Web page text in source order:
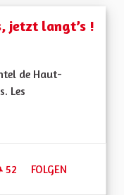
jetzt langt’s !
de Haut-
Les
52 52 FOLLOWER
FOLGEN
HAUT-RHINOIS,